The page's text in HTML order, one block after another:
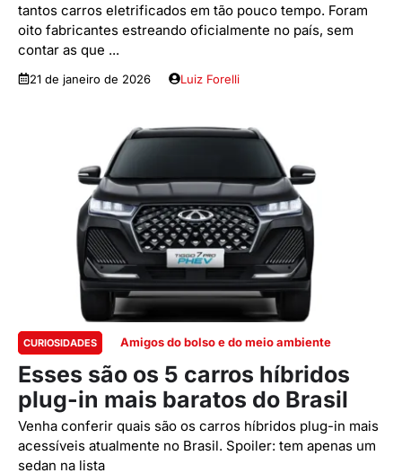
tantos carros eletrificados em tão pouco tempo. Foram
oito fabricantes estreando oficialmente no país, sem
contar as que ...
21 de janeiro de 2026 Luiz Forelli
CURIOSIDADES Amigos do bolso e do meio ambiente
Esses são os 5 carros híbridos
plug-in mais baratos do Brasil
Venha conferir quais são os carros híbridos plug-in mais
acessíveis atualmente no Brasil. Spoiler: tem apenas um
sedan na lista